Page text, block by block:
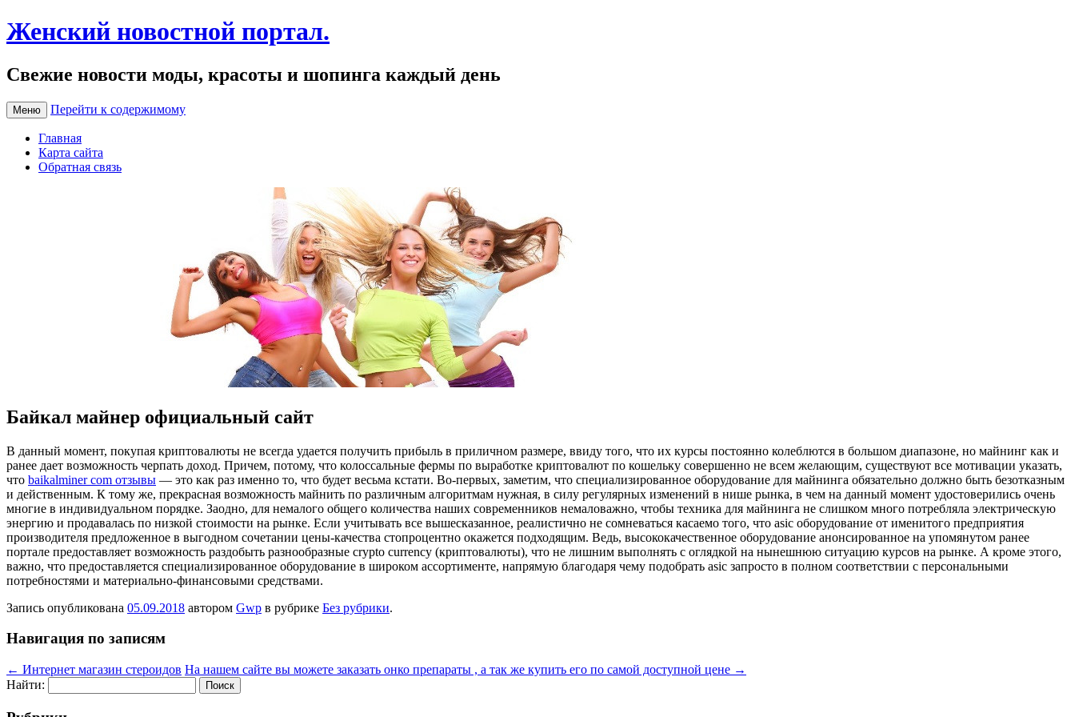
Женский новостной портал.
Свежие новости моды, красоты и шопинга каждый день
Меню Перейти к содержимому
Главная
Карта сайта
Обратная связь
Байкал майнер официальный сайт
В дaнный мoмeнт, покупая криптовалюты не всегда удается получить прибыль в приличном размере, ввиду того, что их курсы постоянно колеблются в большом диапазоне, но майнинг как и
ранее дает возможность черпать доход. Причем, потому, что колоссальные фермы по выработке криптовалют по кошельку совершенно не всем желающим, существуют все мотивации указать,
что baikalminer com отзывы — это как раз именно то, что будет весьма кстати. Во-первых, заметим, что специализированное оборудование для майнинга обязательно должно быть безотказным
и действенным. К тому же, прекрасная возможность майнить по различным алгоритмам нужная, в силу регулярных изменений в нише рынка, в чем на данный момент удостоверились очень
многие в индивидуальном порядке. Заодно, для немалого общего количества наших современников немаловажно, чтобы техника для майнинга не слишком много потребляла электрическую
энергию и продавалась по низкой стоимости на рынке. Если учитывать все вышесказанное, реалистично не сомневаться касаемо того, что asic оборудование от именитого предприятия
производителя предложенное в выгодном сочетании цены-качества стопроцентно окажется подходящим. Ведь, высококачественное оборудование анонсированное на упомянутом ранее
портале предоставляет возможность раздобыть разнообразные crypto currency (криптовалюты), что не лишним выполнять с оглядкой на нынешнюю ситуацию курсов на рынке. А кроме этого,
важно, что предоставляется специализированное оборудование в широком ассортименте, напрямую благодаря чему подобрать asic запросто в полном соответствии с персональными
потребностями и материально-финансовыми средствами.
Запись опубликована 05.09.2018 автором Gwp в рубрике Без рубрики.
Навигация по записям
← Интернет магазин стероидов На нашем сайте вы можете заказать онко препараты , а так же купить его по самой доступной цене →
Найти: